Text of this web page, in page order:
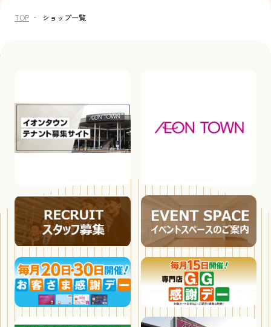
TOP ショップ一覧